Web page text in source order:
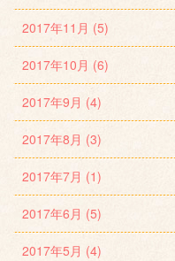
2017年11月 (5)
2017年10月 (6)
2017年9月 (4)
2017年8月 (3)
2017年7月 (1)
2017年6月 (5)
2017年5月 (4)